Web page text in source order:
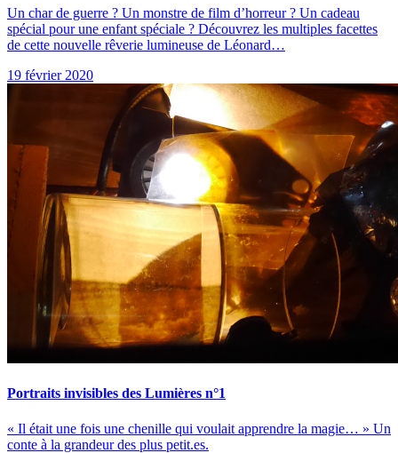
Un char de guerre ? Un monstre de film d’horreur ? Un cadeau
spécial pour une enfant spéciale ? Découvrez les multiples facettes
de cette nouvelle rêverie lumineuse de Léonard…
19 février 2020
Portraits invisibles des Lumières n°1
« Il était une fois une chenille qui voulait apprendre la magie… » Un
conte à la grandeur des plus petit.es.